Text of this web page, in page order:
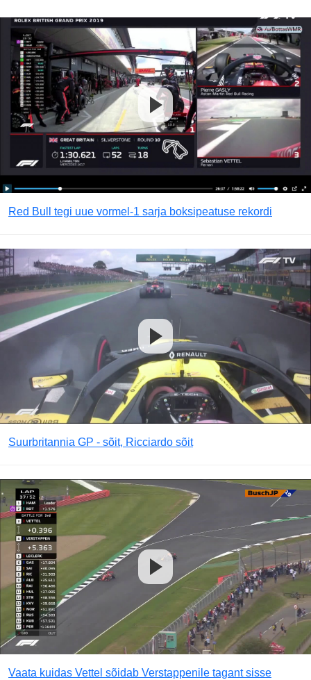
Red Bull tegi uue vormel-1 sarja boksipeatuse rekordi
Suurbritannia GP - sõit, Ricciardo sõit
Vaata kuidas Vettel sõidab Verstappenile tagant sisse